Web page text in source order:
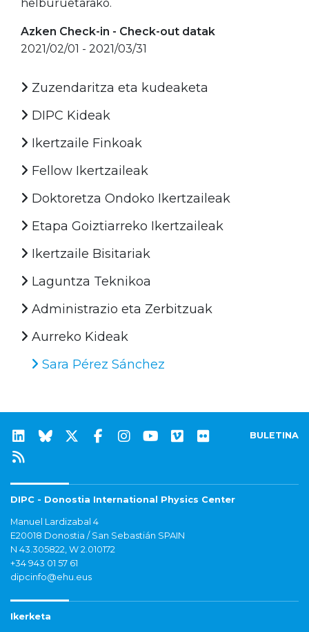
helburuetarako.
Azken Check-in - Check-out datak
2021/02/01 - 2021/03/31
Zuzendaritza eta kudeaketa
DIPC Kideak
Ikertzaile Finkoak
Fellow Ikertzaileak
Doktoretza Ondoko Ikertzaileak
Etapa Goiztiarreko Ikertzaileak
Ikertzaile Bisitariak
Laguntza Teknikoa
Administrazio eta Zerbitzuak
Aurreko Kideak
Sara Pérez Sánchez
BULETINA
DIPC - Donostia International Physics Center
Manuel Lardizabal 4
E20018 Donostia / San Sebastián SPAIN
N 43.305822, W 2.010172
+34 943 01 57 61
dipcinfo@ehu.eus
Ikerketa